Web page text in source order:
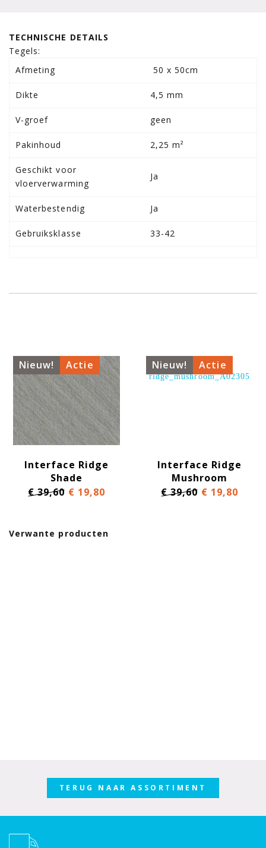
TECHNISCHE DETAILS
Tegels:
Afmeting
50 x 50cm
Dikte 4,5 mm
V-groef geen
Pakinhoud 2,25 m²
Geschikt voor
vloerverwarming
Ja
Waterbestendig Ja
Gebruiksklasse 33-42
Verwante producten
Nieuw! Actie
Interface Ridge
Shade
€ 39,60 € 19,80
Nieuw! Actie
Interface Ridge
Mushroom
€ 39,60 € 19,80
TERUG NAAR ASSORTIMENT